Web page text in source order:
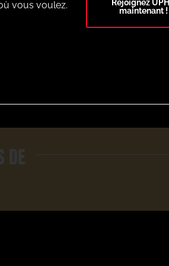
DE
vous voulez.
Rejoignez
maintenant !